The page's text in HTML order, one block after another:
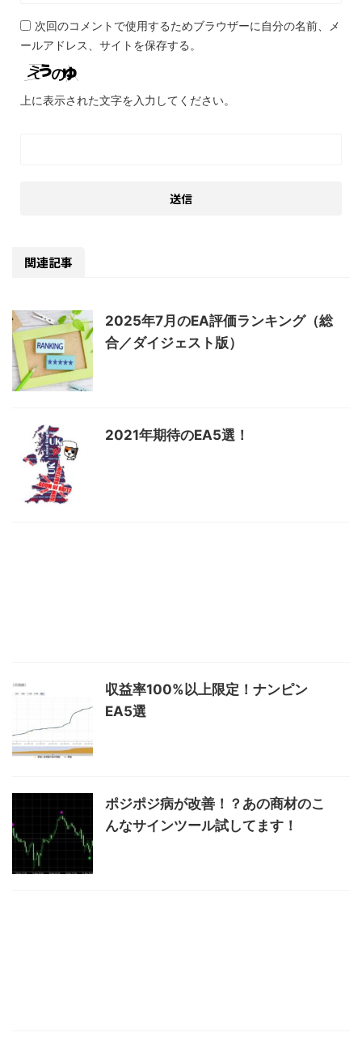
次回のコメントで使用するためブラウザーに自分の名前、メ
ールアドレス、サイトを保存する。
上に表示された文字を入力してください。
関連記事
2025年7月のEA評価ランキング（総
合／ダイジェスト版）
2021年期待のEA5選！
収益率100%以上限定！ナンピン
EA5選
ポジポジ病が改善！？あの商材のこ
んなサインツール試してます！